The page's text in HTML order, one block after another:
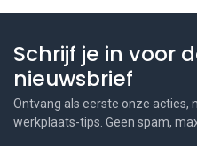
Schrijf je in voor
nieuwsbrief
Ontvang als eerste onze acties,
werkplaats-tips. Geen spam,